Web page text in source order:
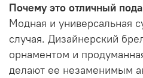
Почему это отличный
Модная и универсальная
случая. Дизайнерский
орнаментом и
делают ее незаменимым